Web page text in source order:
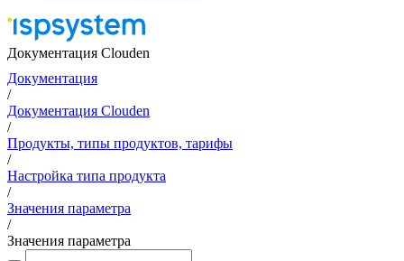
Документация Clouden
Документация
/
Документация Clouden
/
Продукты, типы продуктов, тарифы
/
Настройка типа продукта
/
Значения параметра
/
Значения параметра